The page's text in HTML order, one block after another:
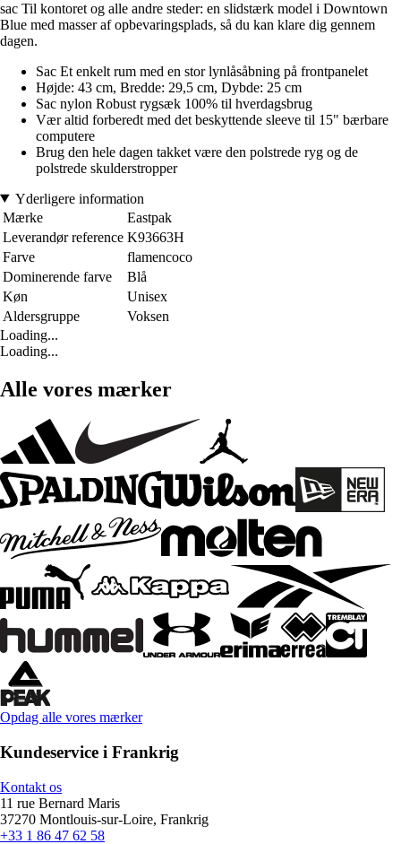
sac Til kontoret og alle andre steder: en slidstærk model i Downtown
Blue med masser af opbevaringsplads, så du kan klare dig gennem
dagen.
Sac Et enkelt rum med en stor lynlåsåbning på frontpanelet
Højde: 43 cm, Bredde: 29,5 cm, Dybde: 25 cm
Sac nylon Robust rygsæk 100% til hverdagsbrug
Vær altid forberedt med det beskyttende sleeve til 15" bærbare
computere
Brug den hele dagen takket være den polstrede ryg og de
polstrede skulderstropper
Yderligere information
Mærke
Eastpak
Leverandør reference K93663H
Farve
flamencoco
Dominerende farve
Blå
Køn
Unisex
Aldersgruppe
Voksen
Loading...
Loading...
Alle vores mærker
Opdag alle vores mærker
Kundeservice i Frankrig
Kontakt os
11 rue Bernard Maris
37270 Montlouis-sur-Loire, Frankrig
+33 1 86 47 62 58